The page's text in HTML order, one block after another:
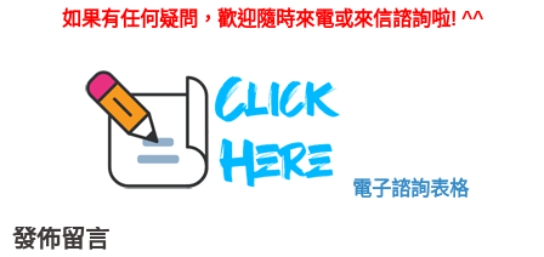
如果有任何疑問，歡迎隨時來電或來信諮詢啦! ^^
電子諮詢表格
發佈留言